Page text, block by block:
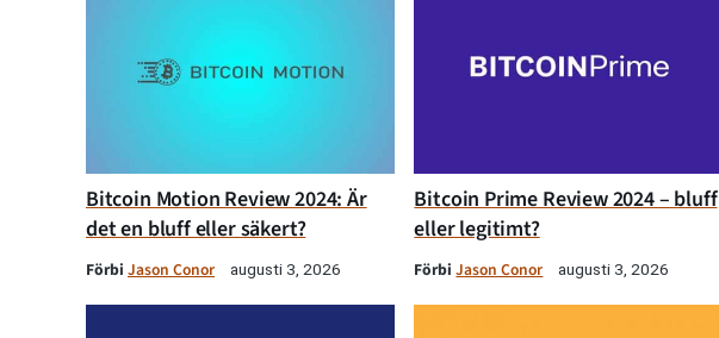
Bitcoin Motion Review 2024: Är
det en bluff eller säkert?
Förbi Jason Conor augusti 3, 2026
Bitcoin Prime Review 2024 – bluff
eller legitimt?
FörbiJason Conor augusti 3, 2026